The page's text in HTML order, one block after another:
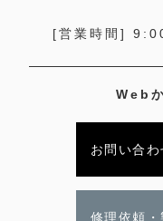
[営業時間]
Web
お問い合
修理依頼